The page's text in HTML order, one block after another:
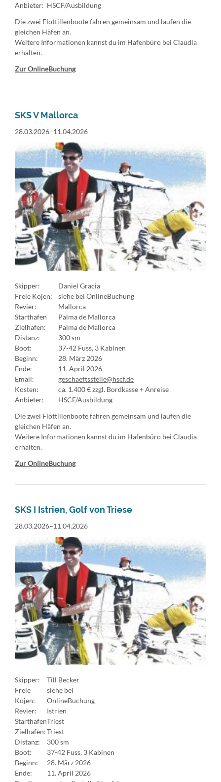
Anbieter: HSCF/Ausbildung
Die zwei Flottillenboote fahren gemeinsam und laufen die
gleichen Häfen an.
Weitere Informationen kannst du im Hafenbüro bei Claudia
erhalten.
Zur OnlineBuchung
SKS V Mallorca
28.03.2026–11.04.2026
Skipper:
Daniel Gracia
Freie Kojen: siehe bei OnlineBuchung
Revier:
Mallorca
Starthafen
Palma de Mallorca
Zielhafen:
Palma de Mallorca
Distanz:
300 sm
Boot:
37-42 Fuss, 3 Kabinen
Beginn:
28. März 2026
Ende:
11. April 2026
Email:
geschaeftsstelle@hscf.de
Kosten:
ca. 1.400 € zzgl. Bordkasse + Anreise
Anbieter:
HSCF/Ausbildung
Die zwei Flottillenboote fahren gemeinsam und laufen die
gleichen Häfen an.
Weitere Informationen kannst du im Hafenbüro bei Claudia
erhalten.
Zur OnlineBuchung
SKS I Istrien, Golf von Triese
28.03.2026–11.04.2026
Skipper:
Till Becker
Freie
Kojen:
siehe bei
OnlineBuchung
Revier:
Istrien
StarthafenTriest
Zielhafen:Triest
Distanz:
300 sm
Boot:
37-42 Fuss, 3 Kabinen
Beginn:
28. März 2026
Ende:
11. April 2026